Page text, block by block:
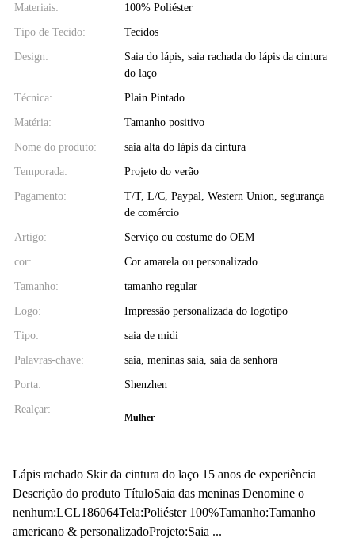
Materiais: 100% Poliéster
Tipo de Tecido: Tecidos
Design:
Saia do lápis, saia rachada do lápis da cintura
do laço
Técnica: Plain Pintado
Matéria: Tamanho positivo
Nome do produto: saia alta do lápis da cintura
Temporada: Projeto do verão
Pagamento:
T/T, L/C, Paypal, Western Union, segurança
de comércio
Artigo: Serviço ou costume do OEM
cor: Cor amarela ou personalizado
Tamanho: tamanho regular
Logo: Impressão personalizada do logotipo
Tipo: saia de midi
Palavras-chave: saia, meninas saia, saia da senhora
Porta: Shenzhen
Realçar:
Mulher
Lápis rachado Skir da cintura do laço 15 anos de experiência
Descrição do produto TítuloSaia das meninas Denomine o
nenhum:LCL186064Tela:Poliéster 100%Tamanho:Tamanho
americano & personalizadoProjeto:Saia ...